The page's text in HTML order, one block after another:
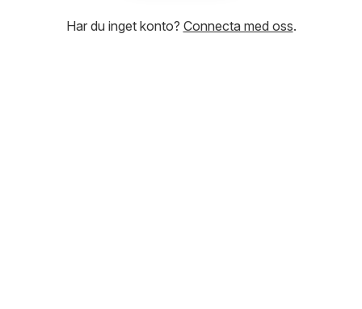
Har du inget konto? Connecta med oss.